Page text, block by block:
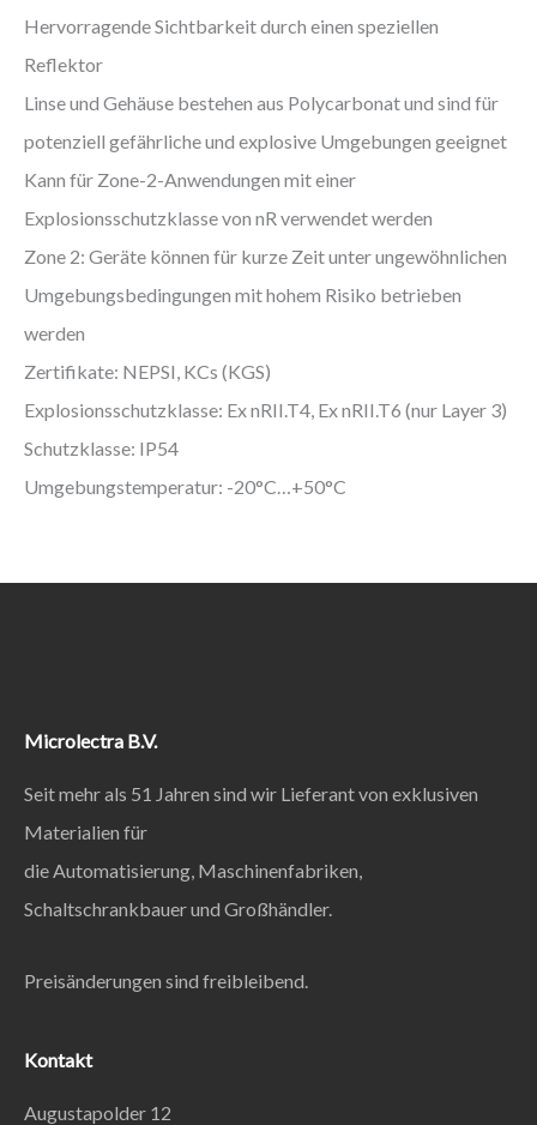
Hervorragende Sichtbarkeit durch einen speziellen
Reflektor
Linse und Gehäuse bestehen aus Polycarbonat und sind für
potenziell gefährliche und explosive Umgebungen geeignet
Kann für Zone-2-Anwendungen mit einer
Explosionsschutzklasse von nR verwendet werden
Zone 2: Geräte können für kurze Zeit unter ungewöhnlichen
Umgebungsbedingungen mit hohem Risiko betrieben
werden
Zertifikate: NEPSI, KCs (KGS)
Explosionsschutzklasse: Ex nRII.T4, Ex nRII.T6 (nur Layer 3)
Schutzklasse: IP54
Umgebungstemperatur: -20°C…+50°C
Microlectra B.V.
Seit mehr als 51 Jahren sind wir Lieferant von exklusiven
Materialien für
die Automatisierung, Maschinenfabriken,
Schaltschrankbauer und Großhändler.
Preisänderungen sind freibleibend.
Kontakt
Augustapolder 12